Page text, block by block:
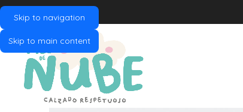
Skip to navigation
Skip to main content